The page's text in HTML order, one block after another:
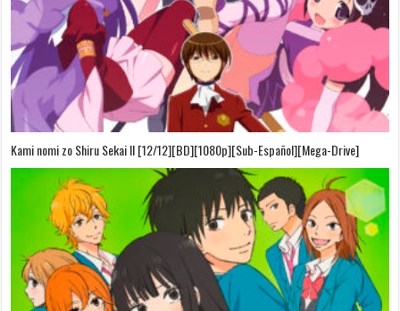
Kami nomi zo Shiru Sekai II [12/12][BD][1080p][Sub-Español][Mega-Drive]